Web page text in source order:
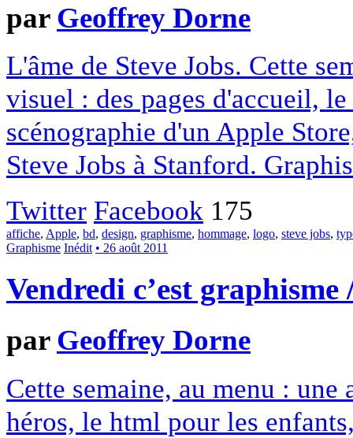
par Geoffrey Dorne
L'âme de Steve Jobs. Cette
visuel : des pages d'accueil,
scénographie d'un Apple
Steve Jobs à Stanford.
Twitter Facebook 175
affiche, Apple, bd, design, graphisme, hommage, logo, steve jobs,
Graphisme Inédit • 26 août 2011
Vendredi c’est graphisme
par Geoffrey Dorne
Cette semaine, au menu :
héros, le html pour les